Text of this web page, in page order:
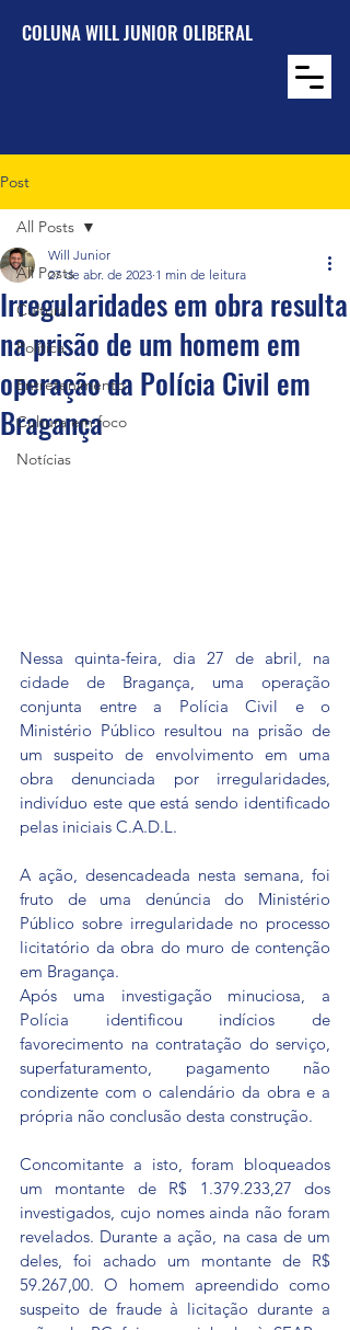
COLUNA WILL JUNIOR OLIBERAL
Post
All Posts
Cultura
Política
Entretenimento
Cultura em foco
Notícias
All Posts
Irregularidades em obra resulta
na prisão de um homem em
operação da Polícia Civil em
Bragança
Will Junior
27 de abr. de 2023 1 min de leitura
Nessa quinta-feira, dia 27 de abril, na
cidade de Bragança, uma operação
conjunta entre a Polícia Civil e o
Ministério Público resultou na prisão de
um suspeito de envolvimento em uma
obra denunciada por irregularidades,
indivíduo este que está sendo identificado
pelas iniciais C.A.D.L.
A ação, desencadeada nesta semana, foi
fruto de uma denúncia do Ministério
Público sobre irregularidade no processo
licitatório da obra do muro de contenção
em Bragança.
Após uma investigação minuciosa, a
Polícia identificou indícios de
favorecimento na contratação do serviço,
superfaturamento, pagamento não
condizente com o calendário da obra e a
própria não conclusão desta construção.
Concomitante a isto, foram bloqueados
um montante de R$ 1.379.233,27 dos
investigados, cujo nomes ainda não foram
revelados. Durante a ação, na casa de um
deles, foi achado um montante de R$
59.267,00. O homem apreendido como
suspeito de fraude à licitação durante a